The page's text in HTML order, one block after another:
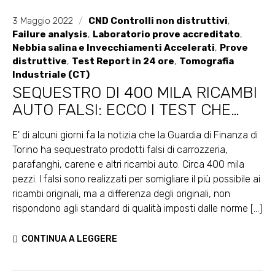
3 Maggio 2022 / CND Controlli non distruttivi,
Failure analysis, Laboratorio prove accreditato,
Nebbia salina e Invecchiamenti Accelerati, Prove
distruttive, Test Report in 24 ore, Tomografia
Industriale (CT)
SEQUESTRO DI 400 MILA RICAMBI
AUTO FALSI: ECCO I TEST CHE
NON HANNO SUPERATO
E' di alcuni giorni fa la notizia che la Guardia di Finanza di
Torino ha sequestrato prodotti falsi di carrozzeria,
parafanghi, carene e altri ricambi auto. Circa 400 mila
pezzi. I falsi sono realizzati per somigliare il più possibile ai
ricambi originali, ma a differenza degli originali, non
rispondono agli standard di qualità imposti dalle norme [...]
CONTINUA A LEGGERE